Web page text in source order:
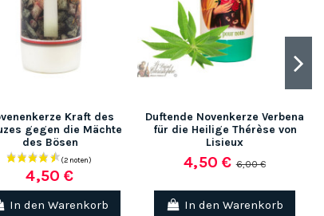
Kraft des
gegen die Mächte
des Bösen
4,50 €
In den Warenkorb
Duftende Novenkerze Verbena
für die Heilige Thérèse von
Lisieux
4,50 €6,00 €
In den Warenkorb